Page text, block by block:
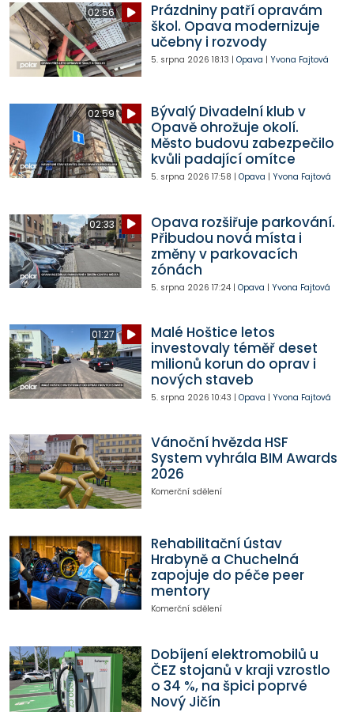
02:56
Prázdniny patří opravám
škol. Opava modernizuje
učebny i rozvody
5. srpna 2026 18:13 | Opava | Yvona Fajtová
02:59
Bývalý Divadelní klub v
Opavě ohrožuje okolí.
Město budovu zabezpečilo
kvůli padající omítce
5. srpna 2026 17:58 | Opava | Yvona Fajtová
02:33
Opava rozšiřuje parkování.
Přibudou nová místa i
změny v parkovacích
zónách
5. srpna 2026 17:24| Opava | Yvona Fajtová
01:27
Malé Hoštice letos
investovaly téměř deset
milionů korun do oprav i
nových staveb
5. srpna 2026 10:43 | Opava | Yvona Fajtová
Vánoční hvězda HSF
System vyhrála BIM Awards
2026
Komerční sdělení
Rehabilitační ústav
Hrabyně a Chuchelná
zapojuje do péče peer
mentory
Komerční sdělení
Dobíjení elektromobilů u
ČEZ stojanů v kraji vzrostlo
o 34 %, na špici poprvé
Nový Jičín